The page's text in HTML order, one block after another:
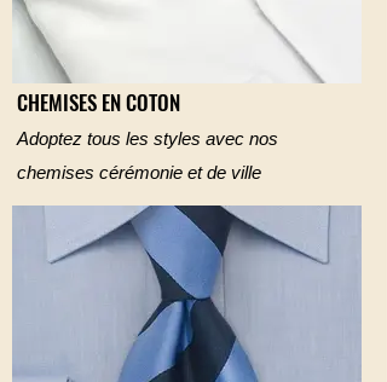
CHEMISES EN COTON
Adoptez tous les styles avec nos
chemises cérémonie et de ville